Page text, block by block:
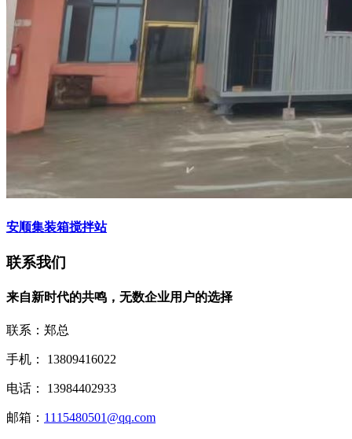
安顺集装箱搅拌站
联系我们
来自新时代的共鸣，无数企业用户的选择
联系：郑总
手机： 13809416022
电话： 13984402933
邮箱： 1115480501@qq.com